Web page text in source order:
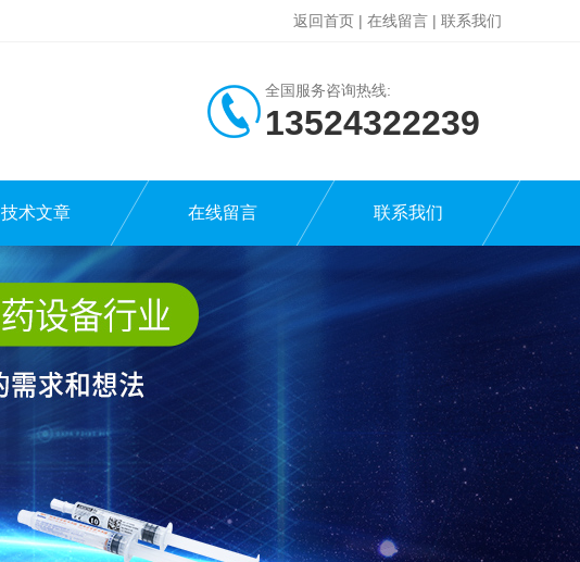
返回首页 | 在线留言 | 联系我们
全国服务咨询热线:
13524322239
技术文章 在线留言 联系我们